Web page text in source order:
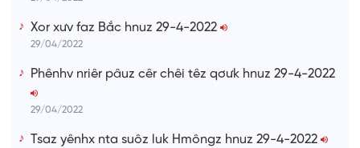
Xor xưv faz Bắc hnuz 29-4-2022
29/04/2022
Phênhv nriêr pâuz cêr chêi têz qơưk hnuz 29-4-2022
29/04/2022
Tsaz yênhx nta suôz luk Hmôngz hnuz 29-4-2022